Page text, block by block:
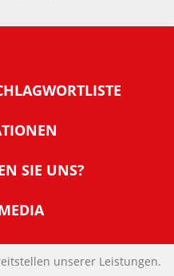
NachDenkSeiten
Signaturen
SIE UNS?
unserer Leistungen.